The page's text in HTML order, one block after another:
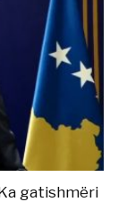
gatishmëri